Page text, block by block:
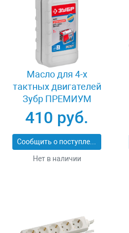
Масло для 4-х
тактных двигателей
Зубр ПРЕМИУМ
ЗМД-4Т
410 руб.
Сообщить о поступлении
Нет в наличии